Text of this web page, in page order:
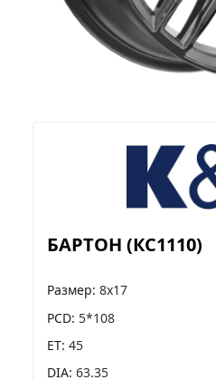
БАРТОН (КС1110)
Размер 8x17
PCD 5*108
ET 45
DIA 63.35